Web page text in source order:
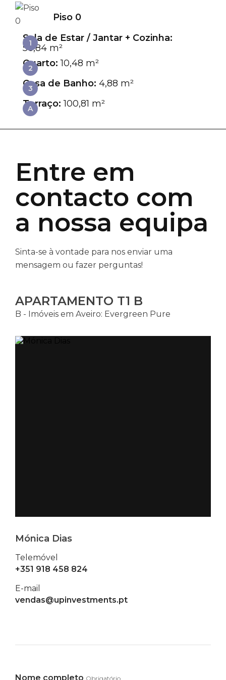
Piso 0
1
Sala de Estar / Jantar + Cozinha:
56,84 m²
2
Quarto:10,48 m²
3
Casa de Banho: 4,88 m²
A
Terraço:100,81 m²
Entre em
contacto com
a nossa equipa
Sinta-se à vontade para nos enviar uma
mensagem ou fazer perguntas!
APARTAMENTO T1 B
B - Imóveis em Aveiro: Evergreen Pure
Mónica Dias
Telemóvel
+351 918 458 824
E-mail
vendas@upinvestments.pt
Nome completo Obrigatório